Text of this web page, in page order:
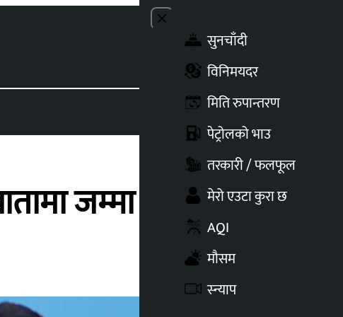
Close menu
सुनचाँदी
विनिमयदर
मिति रुपान्तरण
पेट्रोलको भाउ
तरकारी / फलफूल
मेरो एउटा कुरा छ
AQI
मौसम
स्न्याप
जम्मा नभएको दाबी